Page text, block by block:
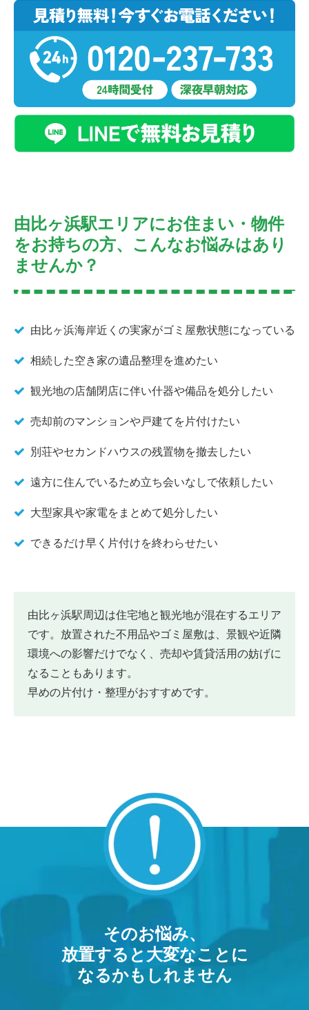
由比ヶ浜駅エリアにお住まい・物件
をお持ちの方、こんなお悩みはあり
ませんか？
由比ヶ浜海岸近くの実家がゴミ屋敷状態になっている
相続した空き家の遺品整理を進めたい
観光地の店舗閉店に伴い什器や備品を処分したい
売却前のマンションや戸建てを片付けたい
別荘やセカンドハウスの残置物を撤去したい
遠方に住んでいるため立ち会いなしで依頼したい
大型家具や家電をまとめて処分したい
できるだけ早く片付けを終わらせたい
由比ヶ浜駅周辺は住宅地と観光地が混在するエリア
です。放置された不用品やゴミ屋敷は、景観や近隣
環境への影響だけでなく、売却や賃貸活用の妨げに
なることもあります。
早めの片付け・整理がおすすめです。
そのお悩み、
放置すると大変なことに
なるかもしれません